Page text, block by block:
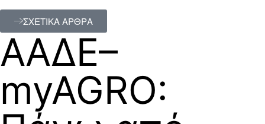
ΣΧΕΤΙΚΑ ΑΡΘΡΑ
ΑΑΔΕ–
myAGRO: